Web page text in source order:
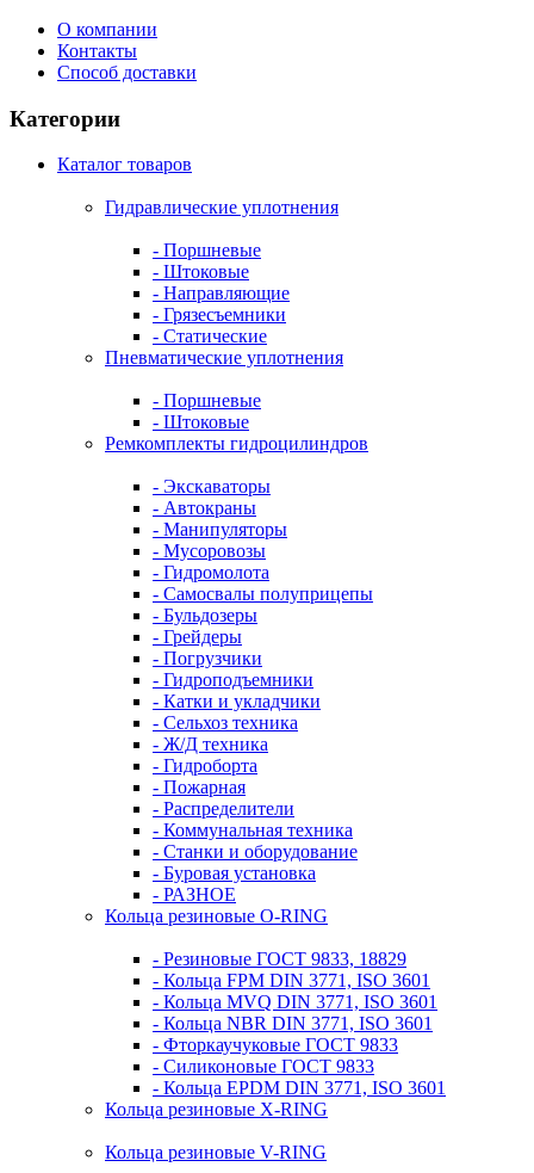
О компании
Контакты
Способ доставки
Категории
Каталог товаров
Гидравлические уплотнения
- Поршневые
- Штоковые
- Направляющие
- Грязесъемники
- Cтатические
Пневматические уплотнения
- Поршневые
- Штоковые
Ремкомплекты гидроцилиндров
- Экскаваторы
- Автокраны
- Манипуляторы
- Мусоровозы
- Гидромолота
- Самосвалы полуприцепы
- Бульдозеры
- Грейдеры
- Погрузчики
- Гидроподъемники
- Катки и укладчики
- Сельхоз техника
- Ж/Д техника
- Гидроборта
- Пожарная
- Распределители
- Коммунальная техника
- Станки и оборудование
- Буровая установка
- РАЗНОЕ
Кольца резиновые O-RING
- Резиновые ГОСТ 9833, 18829
- Кольца FPM DIN 3771, ISO 3601
- Кольца MVQ DIN 3771, ISO 3601
- Кольца NBR DIN 3771, ISO 3601
- Фторкаучуковые ГОСТ 9833
- Силиконовые ГОСТ 9833
- Кольца EPDM DIN 3771, ISO 3601
Кольца резиновые Х-RING
Кольца резиновые V-RING